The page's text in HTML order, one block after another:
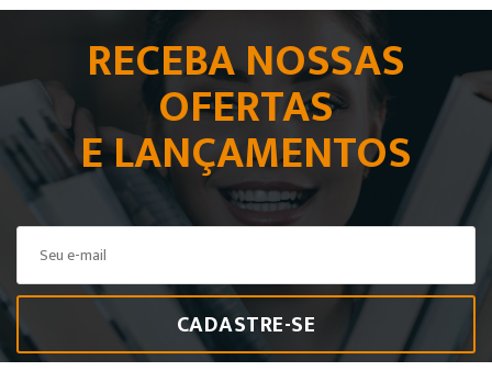
RECEBA NOSSAS
OFERTAS
E LANÇAMENTOS
CADASTRE-SE